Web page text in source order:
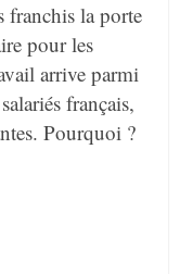
franchis la porte
pour les
arrive parmi
français,
Pourquoi ?